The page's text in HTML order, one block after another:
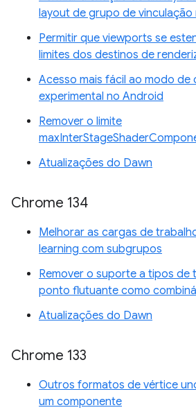
layout de grupo de vinculação
Permitir que viewports se
limites dos destinos de
Acesso mais fácil ao modo de
experimental no Android
Remover o limite
Atualizações do Dawn
Chrome 134
Melhorar as cargas de
learning com subgrupos
Remover o suporte a tipos de
ponto flutuante como
Atualizações do Dawn
Chrome 133
Outros formatos de vértice
um componente